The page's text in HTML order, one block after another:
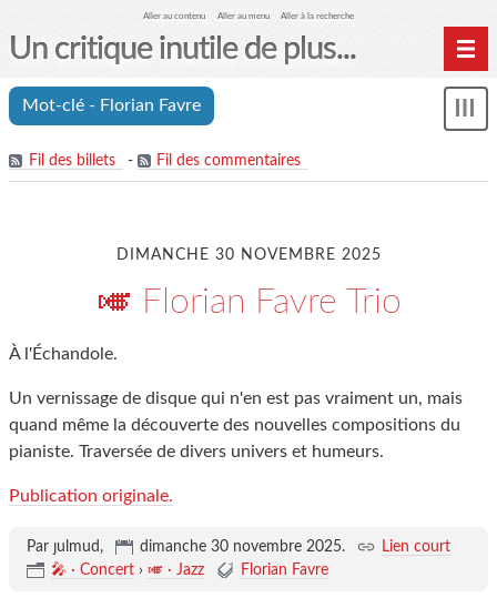
Aller au contenu Aller au menu Aller à la recherche
Un critique inutile de plus...
Mot-clé - Florian Favre
Fil des billets - Fil des commentaires
DIMANCHE 30 NOVEMBRE 2025
🎺 Florian Favre Trio
À l'Échandole.
Un vernissage de disque qui n'en est pas vraiment un, mais
quand même la découverte des nouvelles compositions du
pianiste. Traversée de divers univers et humeurs.
Publication originale.
Par ȷulmud, dimanche 30 novembre 2025.
Lien court
🎤 · Concert › 🎺 · Jazz Florian Favre